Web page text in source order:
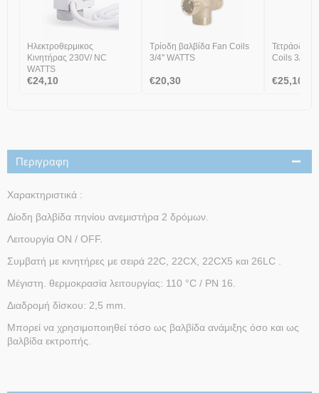
Ηλεκτροθερμικος
Κινητήρας 230V/ NC
WATTS
€24,10
Τρίοδη βαλβίδα Fan Coils
3/4'' WATTS
€20,30
Τετράοδη
€25,10
Περιγραφη
Χαρακτηριστικά :
Δίοδη βαλβίδα πηνίου ανεμιστήρα 2 δρόμων.
Λειτουργία ON / OFF.
Συμβατή με κινητήρες με σειρά 22C, 22CX, 22CX5 και 26LC .
Μέγιστη. θερμοκρασία λειτουργίας: 110 °C / PN 16.
Διαδρομή δίσκου: 2,5 mm.
Μπορεί να χρησιμοποιηθεί τόσο ως βαλβίδα ανάμιξης όσο και ως
βαλβίδα εκτροπής.